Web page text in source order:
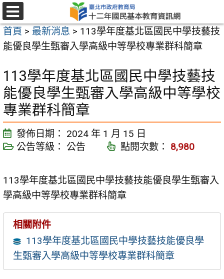
跳
至
主
要
容
區
選
單
首頁 > 最新消息 > 113學年度基北區國民中學技藝技
能優良學生甄審入學高級中等學校專業群科簡章
113學年度基北區國民中學技藝技
能優良學生甄審入學高級中等學校
專業群科簡章
發佈日期：
2024 年 1 月 15 日
公告等級：
公告 點閱次數： 8,980
113學年度基北區國民中學技藝技能優良學生甄審入
學高級中等學校專業群科簡章
相關附件
113學年度基北區國民中學技藝技能優良學
生甄審入學高級中等學校專業群科簡章